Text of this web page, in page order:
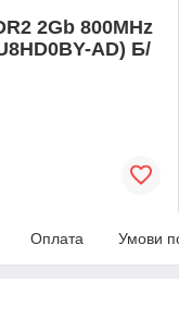
2Gb 800MHz
AD) Б/
Оплата Умови